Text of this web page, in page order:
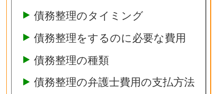
債務整理のタイミング
債務整理をするのに必要な費用
債務整理の種類
債務整理の弁護士費用の支払方法